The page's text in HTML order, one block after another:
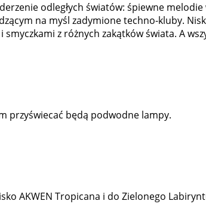
odległych światów: śpiewne melodie
na myśl zadymione techno-kluby.
z różnych zakątków świata. A
przyświecać będą podwodne lampy.
AKWEN Tropicana i do Zielonego